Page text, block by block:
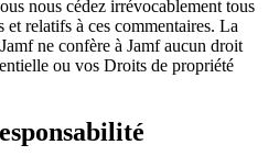
nous cédez irrévocablement tous
et relatifs à ces commentaires. La
ne confère à Jamf aucun droit
ou vos Droits de propriété